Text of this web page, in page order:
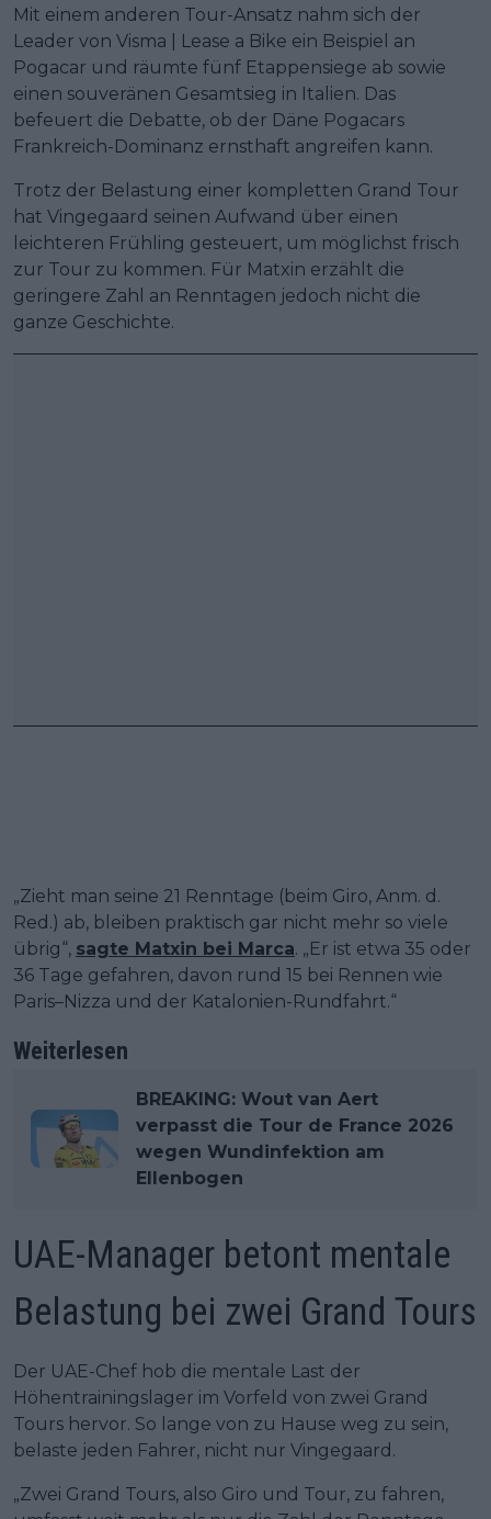
Mit einem anderen Tour-Ansatz nahm sich der
Leader von Visma | Lease a Bike ein Beispiel an
Pogacar und räumte fünf Etappensiege ab sowie
einen souveränen Gesamtsieg in Italien. Das
befeuert die Debatte, ob der Däne Pogacars
Frankreich-Dominanz ernsthaft angreifen kann.
Trotz der Belastung einer kompletten Grand Tour
hat Vingegaard seinen Aufwand über einen
leichteren Frühling gesteuert, um möglichst frisch
zur Tour zu kommen. Für Matxin erzählt die
geringere Zahl an Renntagen jedoch nicht die
ganze Geschichte.
„Zieht man seine 21 Renntage (beim Giro, Anm. d.
Red.) ab, bleiben praktisch gar nicht mehr so viele
übrig“, sagte Matxin bei Marca. „Er ist etwa 35 oder
36 Tage gefahren, davon rund 15 bei Rennen wie
Paris–Nizza und der Katalonien-Rundfahrt.“
Weiterlesen
BREAKING: Wout van Aert
verpasst die Tour de France 2026
wegen Wundinfektion am
Ellenbogen
UAE-Manager betont mentale
Belastung bei zwei Grand Tours
Der UAE-Chef hob die mentale Last der
Höhentrainingslager im Vorfeld von zwei Grand
Tours hervor. So lange von zu Hause weg zu sein,
belaste jeden Fahrer, nicht nur Vingegaard.
„Zwei Grand Tours, also Giro und Tour, zu fahren,